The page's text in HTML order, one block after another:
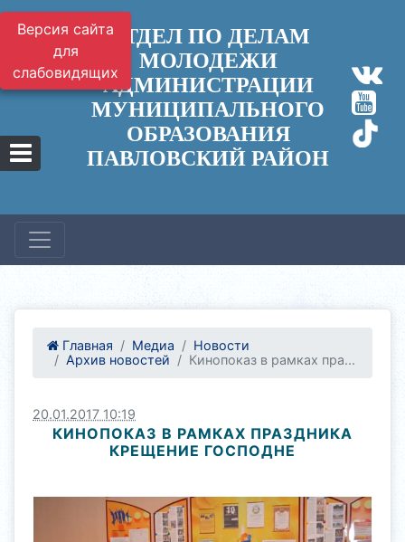
Версия сайта
для
слабовидящих
ОТДЕЛ ПО ДЕЛАМ
МОЛОДЕЖИ
АДМИНИСТРАЦИИ
МУНИЦИПАЛЬНОГО
ОБРАЗОВАНИЯ
ПАВЛОВСКИЙ РАЙОН
Главная Медиа
Новости
Архив новостей
Кинопоказ в рамках пра...
20.01.2017 10:19
КИНОПОКАЗ В РАМКАХ ПРАЗДНИКА
КРЕЩЕНИЕ ГОСПОДНЕ